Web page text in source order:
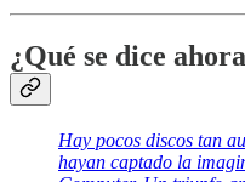
¿Qué se dice
Hay pocos discos tan
hayan captado la